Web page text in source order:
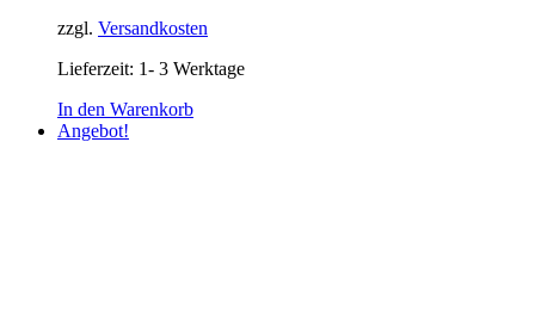
zzgl. Versandkosten
Lieferzeit: 1- 3 Werktage
In den Warenkorb
Angebot!